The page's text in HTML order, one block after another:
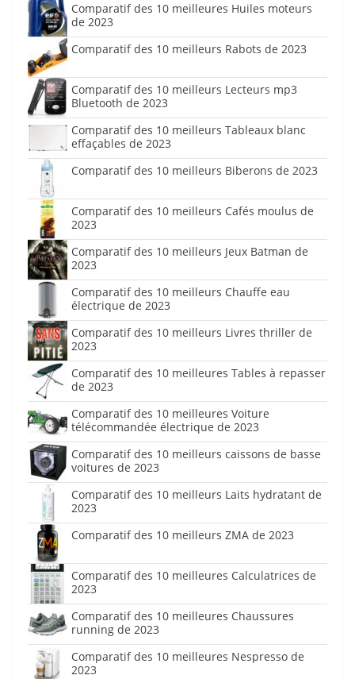
Comparatif des 10 meilleures Huiles moteurs
de 2023
Comparatif des 10 meilleurs Rabots de 2023
Comparatif des 10 meilleurs Lecteurs mp3
Bluetooth de 2023
Comparatif des 10 meilleurs Tableaux blanc
effaçables de 2023
Comparatif des 10 meilleurs Biberons de 2023
Comparatif des 10 meilleurs Cafés moulus de
2023
Comparatif des 10 meilleurs Jeux Batman de
2023
Comparatif des 10 meilleurs Chauffe eau
électrique de 2023
Comparatif des 10 meilleurs Livres thriller de
2023
Comparatif des 10 meilleures Tables à repasser
de 2023
Comparatif des 10 meilleures Voiture
télécommandée électrique de 2023
Comparatif des 10 meilleurs caissons de basse
voitures de 2023
Comparatif des 10 meilleurs Laits hydratant de
2023
Comparatif des 10 meilleurs ZMA de 2023
Comparatif des 10 meilleures Calculatrices de
2023
Comparatif des 10 meilleures Chaussures
running de 2023
Comparatif des 10 meilleures Nespresso de
2023